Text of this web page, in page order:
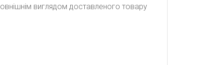
виглядом доставленого товару